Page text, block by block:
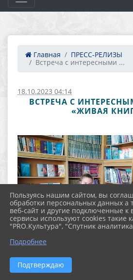
Главная
ПРЕСС-РЕЛИЗЫ
Встреча с интересными ...
18.10.2023 04:14
ВСТРЕЧА С
«ЖИВАЯ
Пользуясь нашим сайтом, вы
обработки персональных данных а
веб-сайт и другие подключенные к
сервисы используют cookies такие
"PRO.Культура", "Спутник
Подробнее
Подтверждаю